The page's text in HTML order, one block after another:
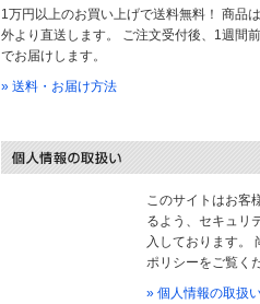
1万円以上のお買い上げで送料無料！ 商品
外より直送します。 ご注文受付後、1週間
でお届けします。
» 送料・お届け方法
このサイトはお客
るよう、セキュリ
入しております。
ポリシーをご覧く
» 個人情報の取扱